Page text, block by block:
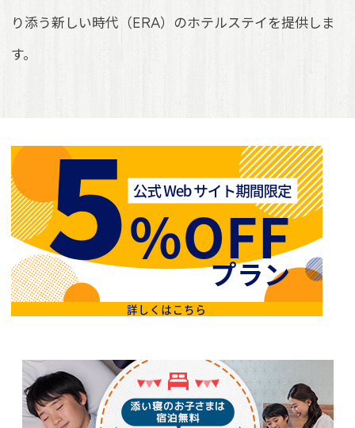
り添う新しい時代（ERA）のホテルステイを提供しま
す。